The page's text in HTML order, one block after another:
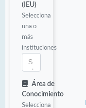
(IEU)
Selecciona
una o
más
instituciones
Área de
Conocimiento
Selecciona